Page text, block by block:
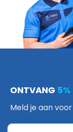
ONTVANG 5%
Meld je aan
Email